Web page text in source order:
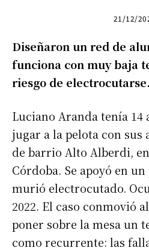
21/12/
Diseñaron un red de
funciona con muy baja
riesgo de electrocutarse.
Luciano Aranda tenía 14
jugar a la pelota con sus
de barrio Alto Alberdi,
Córdoba. Se apoyó en
murió electrocutado.
2022. El caso conmovió
poner sobre la mesa un
como recurrente: las